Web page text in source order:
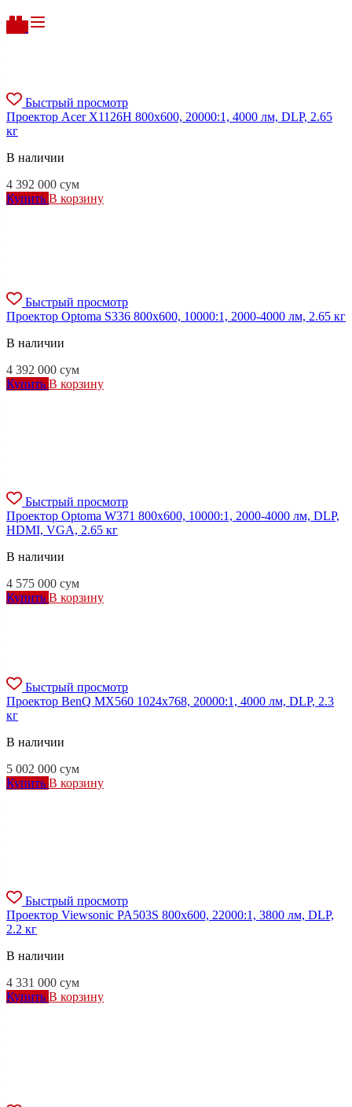
Быстрый просмотр
Проектор Acer X1126H 800x600, 20000:1, 4000 лм, DLP, 2.65
кг
В наличии
4 392 000 сум
Купить В корзину
Быстрый просмотр
Проектор Optoma S336 800x600, 10000:1, 2000-4000 лм, 2.65 кг
В наличии
4 392 000 сум
Купить В корзину
Быстрый просмотр
Проектор Optoma W371 800x600, 10000:1, 2000-4000 лм, DLP,
HDMI, VGA, 2.65 кг
В наличии
4 575 000 сум
Купить В корзину
Быстрый просмотр
Проектор BenQ MX560 1024x768, 20000:1, 4000 лм, DLP, 2.3
кг
В наличии
5 002 000 сум
Купить В корзину
Быстрый просмотр
Проектор Viewsonic PA503S 800x600, 22000:1, 3800 лм, DLP,
2.2 кг
В наличии
4 331 000 сум
Купить В корзину